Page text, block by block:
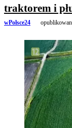
traktorem i
wPolsce24